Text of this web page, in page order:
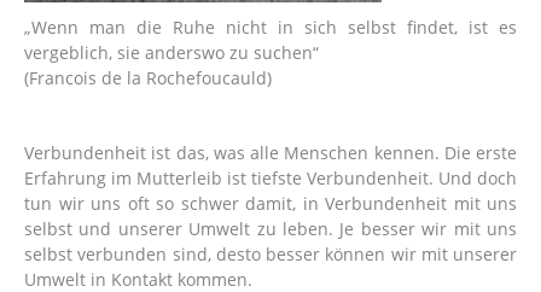
„Wenn man die Ruhe nicht in sich selbst findet, ist es
vergeblich, sie anderswo zu suchen“
(Francois de la Rochefoucauld)
Verbundenheit ist das, was alle Menschen kennen. Die erste
Erfahrung im Mutterleib ist tiefste Verbundenheit. Und doch
tun wir uns oft so schwer damit, in Verbundenheit mit uns
selbst und unserer Umwelt zu leben. Je besser wir mit uns
selbst verbunden sind, desto besser können wir mit unserer
Umwelt in Kontakt kommen.